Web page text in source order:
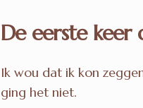
De eerste keer
Ik wou dat ik kon
ging het niet.